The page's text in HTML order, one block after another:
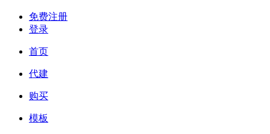
免费注册
登录
首页
代建
购买
模板